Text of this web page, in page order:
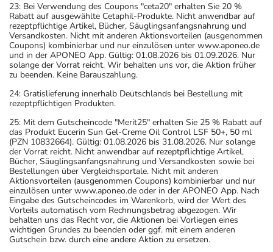
23: Bei Verwendung des Coupons "ceta20" erhalten Sie 20 %
Rabatt auf ausgewählte Cetaphil-Produkte. Nicht anwendbar auf
rezeptpflichtige Artikel, Bücher, Säuglingsanfangsnahrung und
Versandkosten. Nicht mit anderen Aktionsvorteilen (ausgenommen
Coupons) kombinierbar und nur einzulösen unter www.aponeo.de
und in der APONEO App. Gültig: 01.08.2026 bis 01.09.2026. Nur
solange der Vorrat reicht. Wir behalten uns vor, die Aktion früher
zu beenden. Keine Barauszahlung.
24: Gratislieferung innerhalb Deutschlands bei Bestellung mit
rezeptpflichtigen Produkten.
25: Mit dem Gutscheincode "Merit25" erhalten Sie 25 % Rabatt auf
das Produkt Eucerin Sun Gel-Creme Oil Control LSF 50+, 50 ml
(PZN 10832664). Gültig: 01.08.2026 bis 31.08.2026. Nur solange
der Vorrat reicht. Nicht anwendbar auf rezeptpflichtige Artikel,
Bücher, Säuglingsanfangsnahrung und Versandkosten sowie bei
Bestellungen über Vergleichsportale. Nicht mit anderen
Aktionsvorteilen (ausgenommen Coupons) kombinierbar und nur
einzulösen unter www.aponeo.de oder in der APONEO App. Nach
Eingabe des Gutscheincodes im Warenkorb, wird der Wert des
Vorteils automatisch vom Rechnungsbetrag abgezogen. Wir
behalten uns das Recht vor, die Aktionen bei Vorliegen eines
wichtigen Grundes zu beenden oder ggf. mit einem anderen
Gutschein bzw. durch eine andere Aktion zu ersetzen.